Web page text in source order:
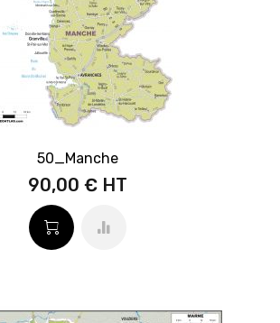
50_Manche
90,00 €